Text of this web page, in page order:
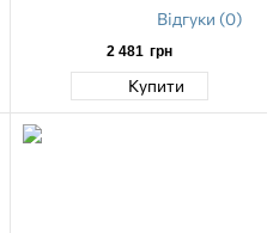
Відгуки (0)
2 481 грн
Купити